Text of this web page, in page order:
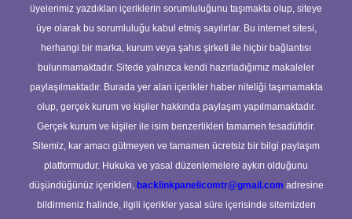
üyelerimiz yazdıkları içeriklerin sorumluluğunu taşımakta olup, siteye
üye olarak bu sorumluluğu kabul etmiş sayılırlar. Bu internet sitesi,
herhangi bir marka, kurum veya şahıs şirketi ile hiçbir bağlantısı
bulunmamaktadır. Sitede yalnızca kendi hazırladığımız makaleler
paylaşılmaktadır. Burada yer alan içerikler haber niteliği taşımamakta
olup, gerçek kurum ve kişiler hakkında paylaşım yapılmamaktadır.
Gerçek kurum ve kişiler ile isim benzerlikleri tamamen tesadüfidir.
Sitemiz, kar amacı gütmeyen ve tamamen ücretsiz bir bilgi paylaşım
platformudur. Hukuka ve yasal düzenlemelere aykırı olduğunu
düşündüğünüz içerikleri, backlinkpanelicomtr@gmail.com adresine
bildirmeniz halinde, ilgili içerikler yasal süre içerisinde sitemizden